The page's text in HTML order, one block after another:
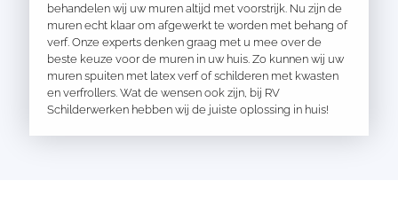
behandelen wij uw muren altijd met voorstrijk. Nu zijn de
muren echt klaar om afgewerkt te worden met behang of
verf. Onze experts denken graag met u mee over de
beste keuze voor de muren in uw huis. Zo kunnen wij uw
muren spuiten met latex verf of schilderen met kwasten
en verfrollers. Wat de wensen ook zijn, bij RV
Schilderwerken hebben wij de juiste oplossing in huis!